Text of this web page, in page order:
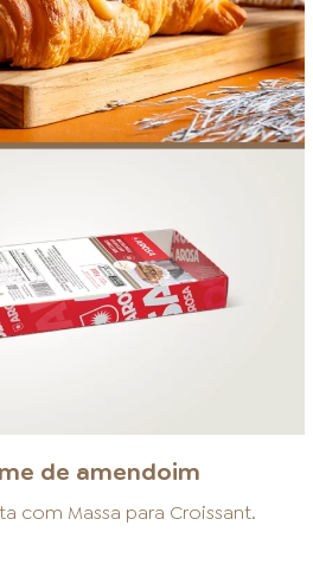
de amendoim
com Massa para Croissant.